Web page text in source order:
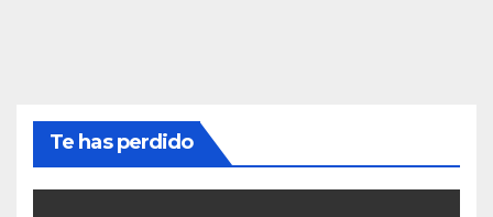
Te has perdido